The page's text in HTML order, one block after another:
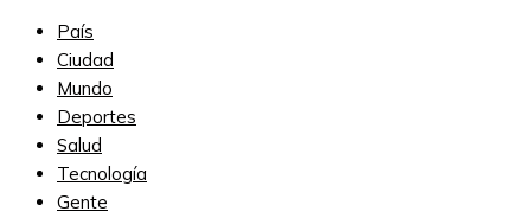
País
Ciudad
Mundo
Deportes
Salud
Tecnología
Gente